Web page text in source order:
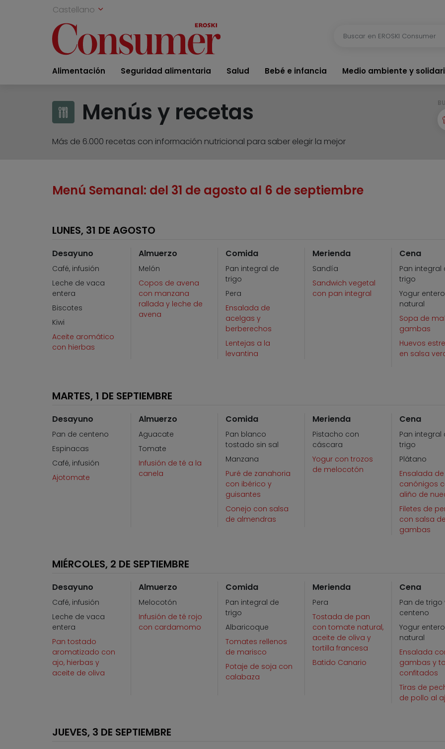
Castellano
Alimentación Seguridad alimentaria Salud Bebé e infancia Medio ambiente y
Menús y recetas
Más de 6.000 recetas con información nutricional para saber elegir la mejor
Menú Semanal: del 31 de agosto al 6 de septiembre
LUNES, 31 DE AGOSTO
Desayuno
Café, infusión
Leche de vaca
entera
Biscotes
Kiwi
Aceite aromático
con hierbas
Almuerzo
Melón
Copos de avena
con manzana
rallada y leche de
avena
Comida
Pan integral de
trigo
Pera
Ensalada de
acelgas y
berberechos
Lentejas a la
levantina
Merienda
Sandía
Sandwich vegetal
con pan integral
Cena
Pan integral
trigo
Yogur entero
natural
Sopa de
gambas
Huevos
en salsa
MARTES, 1 DE SEPTIEMBRE
Desayuno
Pan de centeno
Espinacas
Café, infusión
Ajotomate
Almuerzo
Aguacate
Tomate
Infusión de té a la
canela
Comida
Pan blanco
tostado sin sal
Manzana
Puré de zanahoria
con ibérico y
guisantes
Conejo con salsa
de almendras
Merienda
Pistacho con
cáscara
Yogur con trozos
de melocotón
Cena
Pan integral
trigo
Plátano
Ensalada de
canónigos
aliño de
Filetes de
con salsa de
gambas
MIÉRCOLES, 2 DE SEPTIEMBRE
Desayuno
Café, infusión
Leche de vaca
entera
Pan tostado
aromatizado con
ajo, hierbas y
aceite de oliva
Almuerzo
Melocotón
Infusión de té rojo
con cardamomo
Comida
Pan integral de
trigo
Albaricoque
Tomates rellenos
de marisco
Potaje de soja con
calabaza
Merienda
Pera
Tostada de pan
con tomate natural,
aceite de oliva y
tortilla francesa
Batido Canario
Cena
Pan de trigo
centeno
Yogur entero
natural
Ensalada
gambas y
confitados
Tiras de
de pollo al
JUEVES, 3 DE SEPTIEMBRE